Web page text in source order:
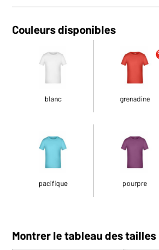
Couleurs disponibles
blanc grenadine
pacifique pourpre
Montrer le tableau des tailles